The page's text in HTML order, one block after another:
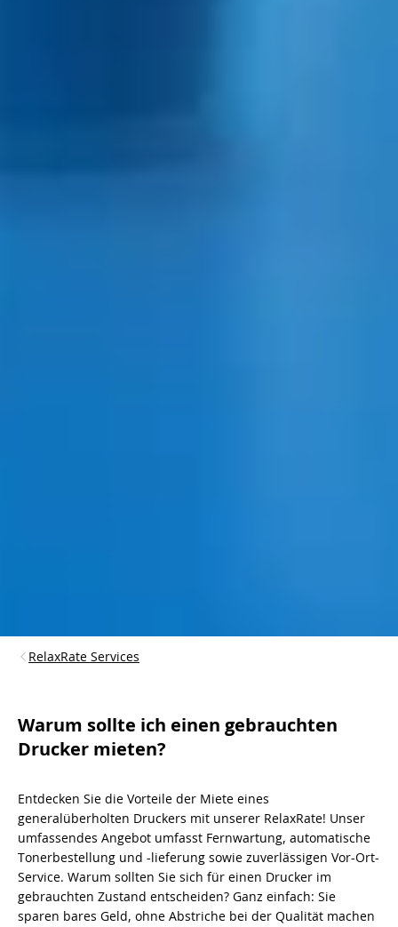
RelaxRate Services
Warum sollte ich einen gebrauchten
Drucker mieten?
Entdecken Sie die Vorteile der Miete eines
generalüberholten Druckers mit unserer RelaxRate! Unser
umfassendes Angebot umfasst Fernwartung, automatische
Tonerbestellung und -lieferung sowie zuverlässigen Vor-Ort-
Service. Warum sollten Sie sich für einen Drucker im
gebrauchten Zustand entscheiden? Ganz einfach: Sie
sparen bares Geld, ohne Abstriche bei der Qualität machen